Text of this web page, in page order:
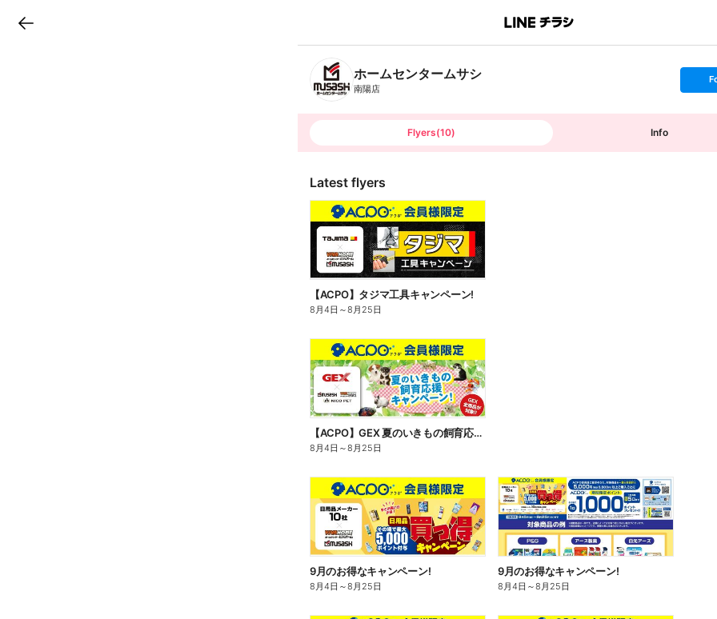
B
n
T
ホームセンタームサシ
南陽店
s
t
o
Flyers(10) Info
Latest flyers
【ACPO】タジマ工具キャンペーン!
8月4日 ～8月25日
【ACPO】GEX 夏のいきもの飼育応援キャンペーン!
8月4日 ～8月25日
9月のお得なキャンペーン!
8月4日 ～8月25日
9月のお得なキャンペーン!
8月4日 ～8月25日